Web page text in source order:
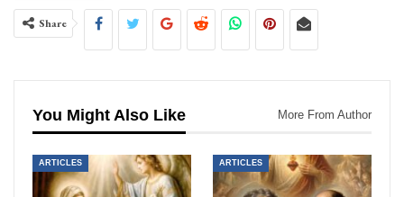
Share
You Might Also Like More From Author
ARTICLES ARTICLES